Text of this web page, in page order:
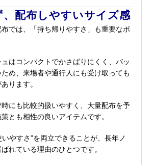
配布しやすいサイズ感
では、「持ち帰りやすさ」も重要なポ
はコンパクトでかさばりにくく、バッ
め、来場者や通行人にも受け取っても
ります。
時にも比較的扱いやすく、大量配布を予
とも相性の良いアイテムです。
いやすさ”を両立できることが、長年ノ
れている理由のひとつです。